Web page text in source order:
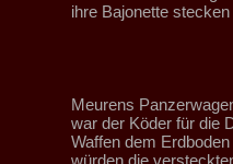
ihre Bajonette
Meurens
war der Köder für die
Waffen dem
würden die